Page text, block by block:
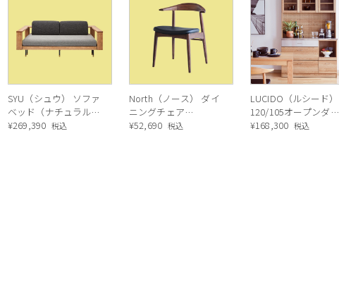
SYU（シュウ） ソファ
ベッド（ナチュラル）
190cm
¥269,390 税込
North（ノース） ダイ
ニングチェア
AC02（ウォールナッ
¥52,690 税込
LUCIDO（ルシード）
120/105オープンダイ
ニングボード ナチュ
¥168,300 税込